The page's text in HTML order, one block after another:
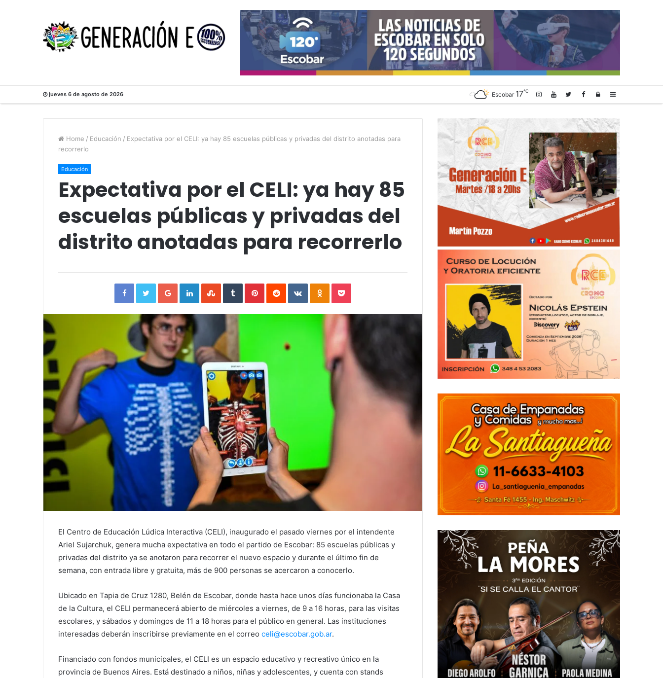
jueves 6 de agosto de 2026 Sidebar
Log
Escobar 17℃
Home / Educación / Expectativa por el CELI: ya hay 85 escuelas públicas y privadas del distrito anotadas para
recorrerlo
Educación
Expectativa por el CELI: ya hay 85
escuelas públicas y privadas del
distrito anotadas para recorrerlo
FacebookTwitterGoogle+LinkedInStumbleUpon
TumblrPinterestReddit VKontakteOdnoklassniki
Pocket
El Centro de Educación Lúdica Interactiva (CELI), inaugurado el pasado viernes por el intendente
Ariel Sujarchuk, genera mucha expectativa en todo el partido de Escobar: 85 escuelas públicas y
privadas del distrito ya se anotaron para recorrer el nuevo espacio y durante el último fin de
semana, con entrada libre y gratuita, más de 900 personas se acercaron a conocerlo.
Ubicado en Tapia de Cruz 1280, Belén de Escobar, donde hasta hace unos días funcionaba la Casa
de la Cultura, el CELI permanecerá abierto de miércoles a viernes, de 9 a 16 horas, para las visitas
escolares, y sábados y domingos de 11 a 18 horas para el público en general. Las instituciones
interesadas deberán inscribirse previamente en el correo celi@escobar.gob.ar.
Financiado con fondos municipales, el CELI es un espacio educativo y recreativo único en la
provincia de Buenos Aires. Está destinado a niños, niñas y adolescentes, y cuenta con stands